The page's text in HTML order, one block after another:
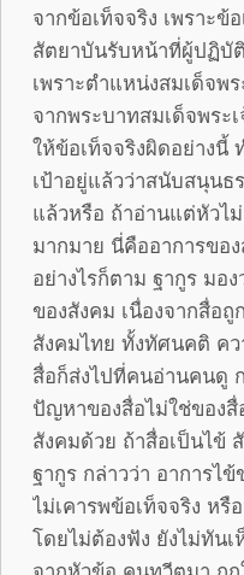
จากข้อเท็จจริง เพราะข้
สัตยาบันรับหน้าที่ผู้ปฏิบั
เพราะตำแหน่งสมเด็จพ
จากพระบาทสมเด็จพระ
ให้ข้อเท็จจริงผิดอย่างนี้
เป้าอยู่แล้วว่าสนับสนุน
แล้วหรือ ถ้าอ่านแต่หัวไ
มากมาย นี่คืออาการขอ
อย่างไรก็ตาม ฐากูร มอ
ของสังคม เนื่องจากสื่อ
สังคมไทย ทั้งทัศนคติ ค
สื่อก็ส่งไปที่คนอ่านคนดู
ปัญหาของสื่อไม่ใช่ของ
สังคมด้วย ถ้าสื่อเป็นไข้
ฐากูร กล่าวว่า อาการไ
ไม่เคารพข้อเท็จจริง หรื
โดยไม่ต้องฟัง ยังไม่ทัน